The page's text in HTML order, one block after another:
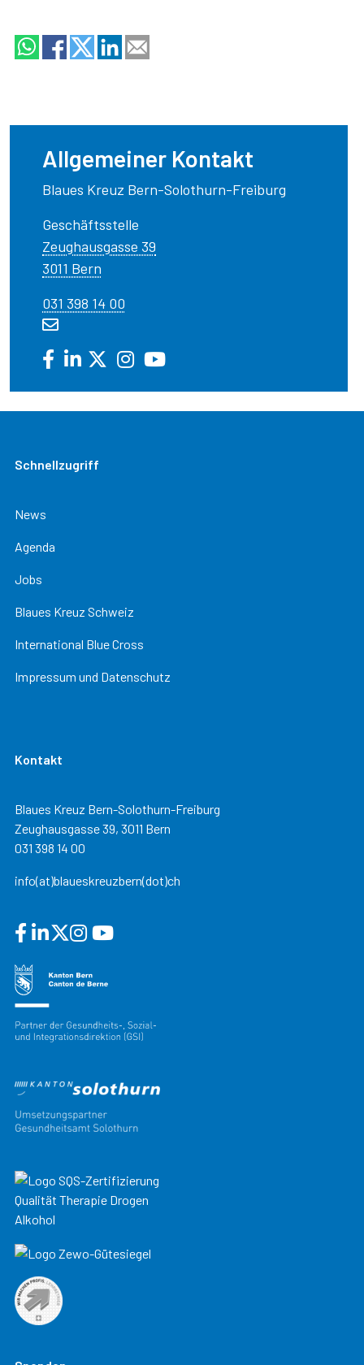
Allgemeiner Kontakt
Blaues Kreuz Bern-Solothurn-Freiburg
Geschäftsstelle
Zeughausgasse 39
3011 Bern
031 398 14 00
Schnellzugriff
News
Agenda
Jobs
Blaues Kreuz Schweiz
International Blue Cross
Impressum und Datenschutz
Kontakt
Blaues Kreuz Bern-Solothurn-Freiburg
Zeughausgasse 39, 3011 Bern
031 398 14 00
info(at)blaueskreuzbern(dot)ch